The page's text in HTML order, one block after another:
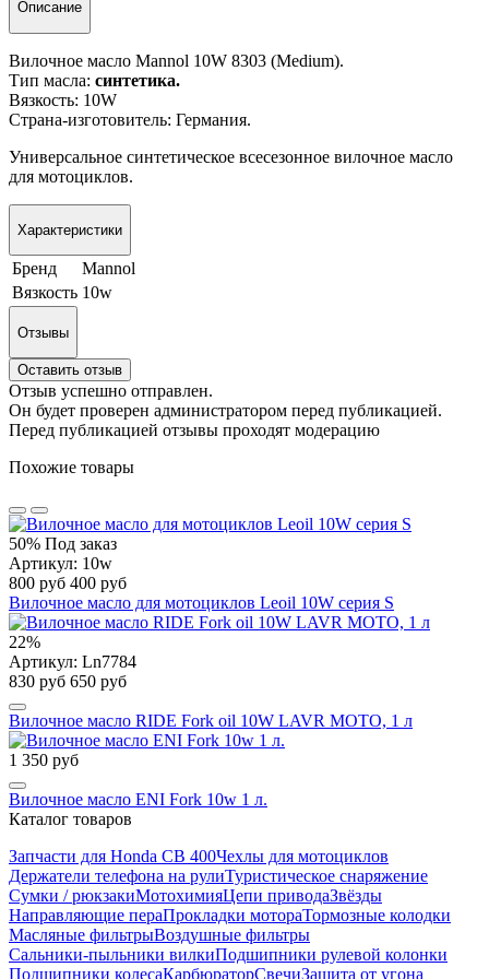
Описание
Вилочное масло Mannol 10W 8303 (Medium).
Тип масла: синтетика.
Вязкость: 10W
Страна-изготовитель: Германия.
Универсальное синтетическое всесезонное вилочное масло
для мотоциклов.
Характеристики
Бренд
Mannol
Вязкость 10w
Отзывы
Оставить отзыв
Отзыв успешно отправлен.
Он будет проверен администратором перед публикацией.
Перед публикацией отзывы проходят модерацию
Похожие товары
50% Под заказ
Артикул: 10w
800 руб 400 руб
Вилочное масло для мотоциклов Leoil 10W серия S
22%
Артикул: Ln7784
830 руб 650 руб
Вилочное масло RIDE Fork oil 10W LAVR MOTO, 1 л
1 350 руб
Вилочное масло ENI Fork 10w 1 л.
Каталог товаров
Запчасти для Honda CB 400Чехлы для мотоциклов
Держатели телефона на рулиТуристическое снаряжение
Сумки / рюкзакиМотохимияЦепи приводаЗвёзды
Направляющие пераПрокладки мотораТормозные колодки
Масляные фильтрыВоздушные фильтры
Сальники-пыльники вилкиПодшипники рулевой колонки
Подшипники колесаКарбюраторСвечиЗащита от угона